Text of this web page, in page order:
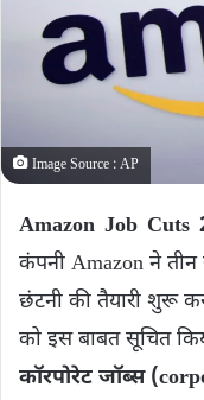
Image Source : AP
Amazon Job Cuts
कंपनी Amazon ने तीन
छंटनी की तैयारी शुरू कर
को इस बाबत सूचित
कॉरपोरेट जॉब्स